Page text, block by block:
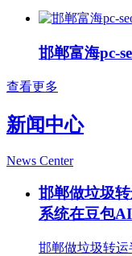
邯郸富海pc-
查看更多
新闻中心
News Center
邯郸做垃圾
系统在豆包
邯郸做垃圾转